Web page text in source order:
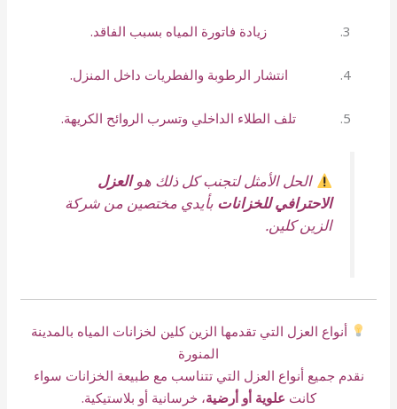
زيادة فاتورة المياه بسبب الفاقد.
انتشار الرطوبة والفطريات داخل المنزل.
تلف الطلاء الداخلي وتسرب الروائح الكريهة.
الحل الأمثل لتجنب كل ذلك هوالعزل
الاحترافي للخزانات بأيدي مختصين من شركة
الزين كلين.
أنواع العزل التي تقدمها الزين كلين لخزانات المياه بالمدينة
المنورة
نقدم جميع أنواع العزل التي تتناسب مع طبيعة الخزانات سواء
كانت علوية أو أرضية، خرسانية أو بلاستيكية.